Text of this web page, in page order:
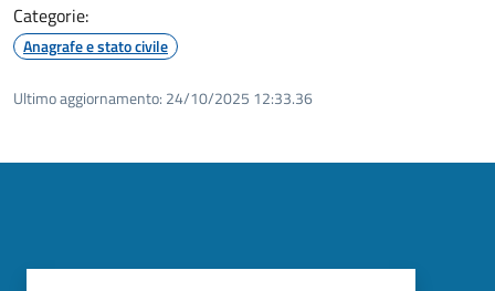
Categorie:
Anagrafe e stato civile
Ultimo aggiornamento: 24/10/2025 12:33.36